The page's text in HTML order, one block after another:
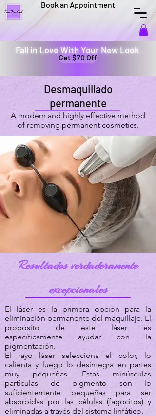
Book an Appointment
Fall in Love With Your New Look
Get $70 Off
Desmaquillado
permanente
A modern and highly effective method
of removing permanent cosmetics.
Resultados verdaderamente
excepcionales
El láser es la primera opción para la
eliminación permanente del maquillaje. El
propósito de este láser es
específicamente ayudar con la
pigmentación.
El rayo láser selecciona el color, lo
calienta y luego lo desintegra en partes
muy pequeñas. Estas minúsculas
partículas de pigmento son lo
suficientemente pequeñas para ser
absorbidas por las células (fagocitos) y
eliminadas a través del sistema linfático.